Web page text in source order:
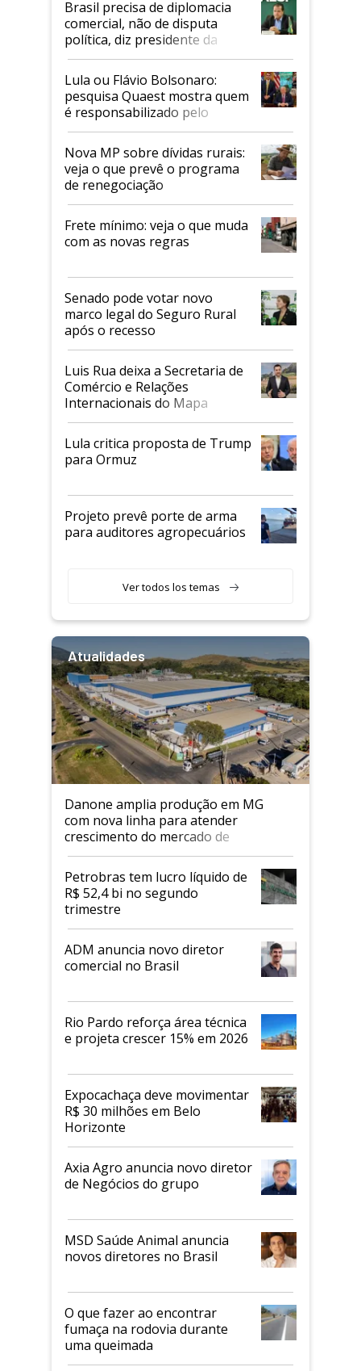
Brasil precisa de diplomacia
comercial, não de disputa
política, diz presidente da
Faesp
Lula ou Flávio Bolsonaro:
pesquisa Quaest mostra quem
é responsabilizado pelo
tarifaço dos EUA
Nova MP sobre dívidas rurais:
veja o que prevê o programa
de renegociação
Frete mínimo: veja o que muda
com as novas regras
Senado pode votar novo
marco legal do Seguro Rural
após o recesso
Luis Rua deixa a Secretaria de
Comércio e Relações
Internacionais do Mapa
Lula critica proposta de Trump
para Ormuz
Projeto prevê porte de arma
para auditores agropecuários
Ver todos los temas
Atualidades
Danone amplia produção em MG
com nova linha para atender
crescimento do mercado de
alimentos proteicos
Petrobras tem lucro líquido de
R$ 52,4 bi no segundo
trimestre
ADM anuncia novo diretor
comercial no Brasil
Rio Pardo reforça área técnica
e projeta crescer 15% em 2026
Expocachaça deve movimentar
R$ 30 milhões em Belo
Horizonte
Axia Agro anuncia novo diretor
de Negócios do grupo
MSD Saúde Animal anuncia
novos diretores no Brasil
O que fazer ao encontrar
fumaça na rodovia durante
uma queimada